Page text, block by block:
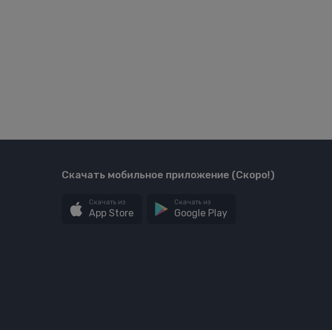
Скачать мобильное приложение (Скоро!)
Скачать из
App Store
Скачать из
Google Play